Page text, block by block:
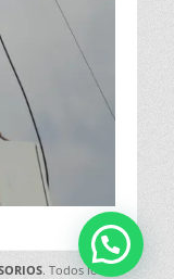
. Todos los